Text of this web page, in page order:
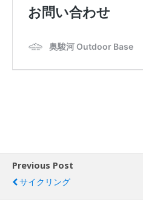
Previous Post
サイクリング